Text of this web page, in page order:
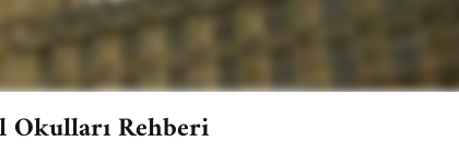
Okulları Rehberi